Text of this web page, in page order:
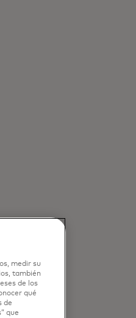
medir su
también
de los
qué
de
que